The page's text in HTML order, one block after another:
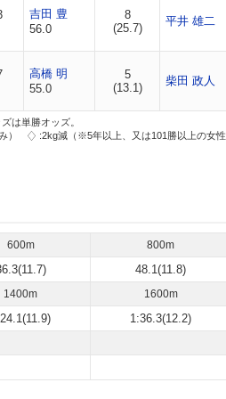
吉田 豊
56.0
8
(25.7)
平井 雄二
高橋 明
55.0
5
(13.1)
柴田 政人
は単勝オッズ。
） :2kg減（※5年以上、又は101勝以上の女性
600m 800m
48.1(11.8)
1400m 1600m
1:36.3(12.2)